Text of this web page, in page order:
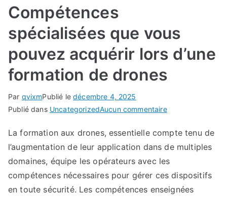
Compétences
spécialisées que vous
pouvez acquérir lors d’une
formation de drones
Par qvixmPublié ledécembre 4, 2025
Publié dans UncategorizedAucun commentairesur
spécialisées
que
vous
pouvez
acquérir
La formation aux drones, essentielle compte tenu de
l’augmentation de leur application dans de multiples
domaines, équipe les opérateurs avec les
compétences nécessaires pour gérer ces dispositifs
en toute sécurité. Les compétences enseignées